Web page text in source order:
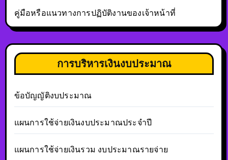
คู่มือหรือแนวทางการปฏิบัติงานของเจ้าหน้าที่
การบริหารเงินงบประมาณ
ข้อบัญญัติงบประมาณ
แผนการใช้จ่ายเงินงบประมาณประจำปี
แผนการใช้จ่ายเงินรวม งบประมาณรายจ่าย